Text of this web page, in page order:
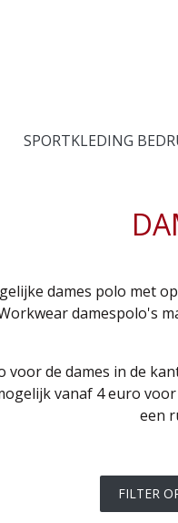
SPORTKLEDING
dames polo met
damespolo's
voor de dames in de
vanaf 4 euro
een
Filter op
FILTER